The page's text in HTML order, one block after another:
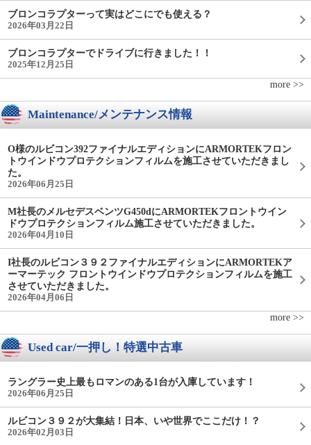
ブロンコラプターって実はどこにでも使える？
2026年03月22日
ブロンコラプターでドライブに行きました！！
2025年12月25日
more >>
Maintenance/メンテナンス情報
O様のルビコン392ファイナルエディションにARMORTEKフロン
トウインドウプロテクションフィルムを施工させていただきまし
た。
2026年06月25日
M社長のメルセデスベンツG450dにARMORTEKフロントウイン
ドウプロテクションフィルム施工させていただきました。
2026年04月10日
I社長のルビコン３９２ファイナルエディションにARMORTEKア
ーマーテック フロントウインドウプロテクションフィルムを施工
させていただきました。
2026年04月06日
more >>
Used car/一押し！特選中古車
ラングラー史上最もロマンのある1台が入庫しています！
2026年06月25日
ルビコン３９２が大集結！日本、いや世界でここだけ！？
2026年02月03日